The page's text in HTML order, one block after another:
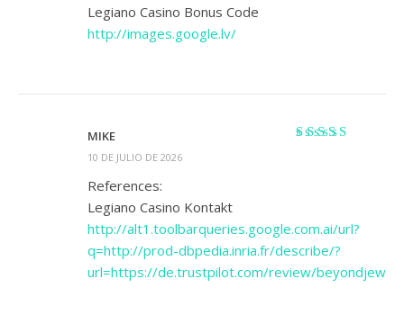
Legiano Casino Bonus Code
http://images.google.lv/
MIKE
10 DE JULIO DE 2026
References:
Legiano Casino Kontakt
http://alt1.toolbarqueries.google.com.ai/url?
q=http://prod-dbpedia.inria.fr/describe/?
url=https://de.trustpilot.com/review/